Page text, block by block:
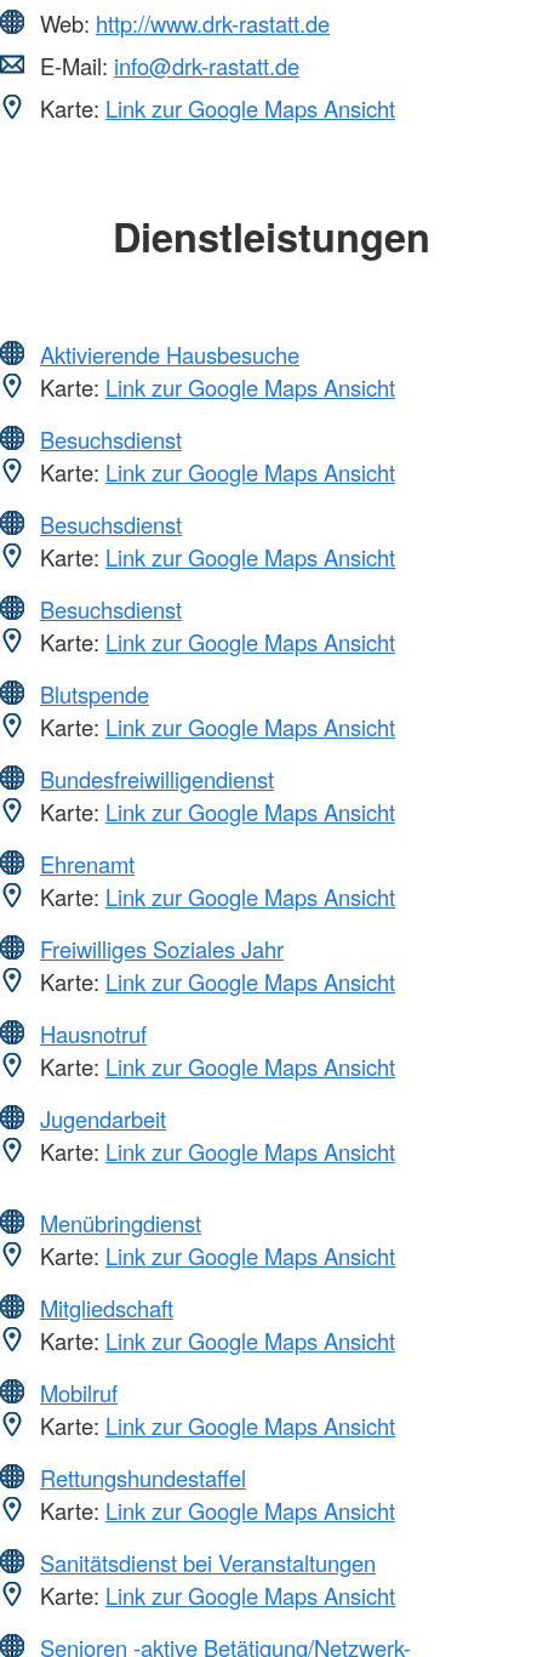
Web: http://www.drk-rastatt.de
E-Mail: info@drk-rastatt.de
Karte: Link zur Google Maps Ansicht
Dienstleistungen
Aktivierende Hausbesuche
Karte: Link zur Google Maps Ansicht
Besuchsdienst
Karte: Link zur Google Maps Ansicht
Besuchsdienst
Karte: Link zur Google Maps Ansicht
Besuchsdienst
Karte: Link zur Google Maps Ansicht
Blutspende
Karte: Link zur Google Maps Ansicht
Bundesfreiwilligendienst
Karte: Link zur Google Maps Ansicht
Ehrenamt
Karte: Link zur Google Maps Ansicht
Freiwilliges Soziales Jahr
Karte: Link zur Google Maps Ansicht
Hausnotruf
Karte: Link zur Google Maps Ansicht
Jugendarbeit
Karte: Link zur Google Maps Ansicht
Menübringdienst
Karte: Link zur Google Maps Ansicht
Mitgliedschaft
Karte: Link zur Google Maps Ansicht
Mobilruf
Karte: Link zur Google Maps Ansicht
Rettungshundestaffel
Karte: Link zur Google Maps Ansicht
Sanitätsdienst bei Veranstaltungen
Karte: Link zur Google Maps Ansicht
Senioren -aktive Betätigung/Netzwerk-